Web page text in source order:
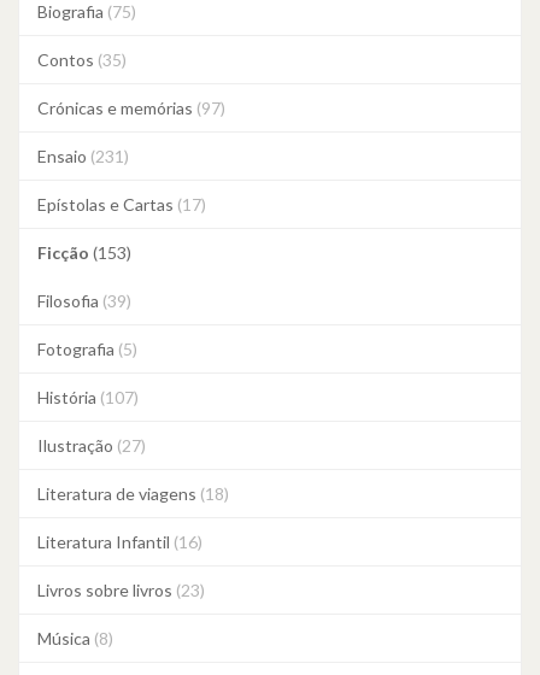
Biografia (75)
Contos (35)
Crónicas e memórias (97)
Ensaio (231)
Epístolas e Cartas (17)
Ficção (153)
Filosofia (39)
Fotografia (5)
História (107)
Ilustração (27)
Literatura de viagens (18)
Literatura Infantil (16)
Livros sobre livros (23)
Música (8)